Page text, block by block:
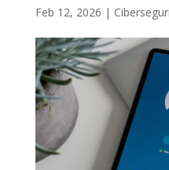
Feb 12, 2026 |